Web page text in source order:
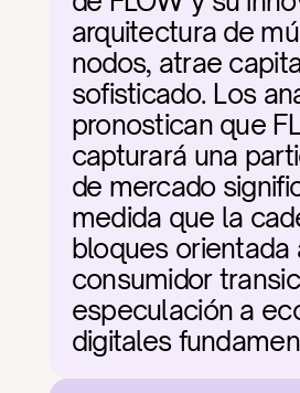
arquitectura de
nodos, atrae
sofisticado. Los
pronostican que
capturará una
de mercado
medida que la
bloques orientada
consumidor
especulación a
digitales